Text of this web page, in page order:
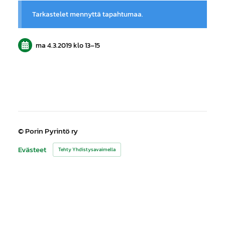
Tarkastelet mennyttä tapahtumaa.
ma 4.3.2019klo 13–15
©Porin Pyrintö ry
Evästeet
Tehty Yhdistysavaimella